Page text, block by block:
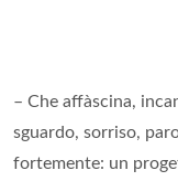
– Che affàscina,
sguardo, sorriso,
fortemente: un